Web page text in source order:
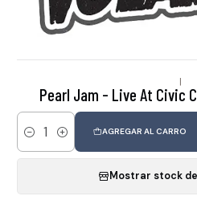
|
Pearl Jam - Live At Civic
Cantidad
AGREGAR AL CARRO
Mostrar stock